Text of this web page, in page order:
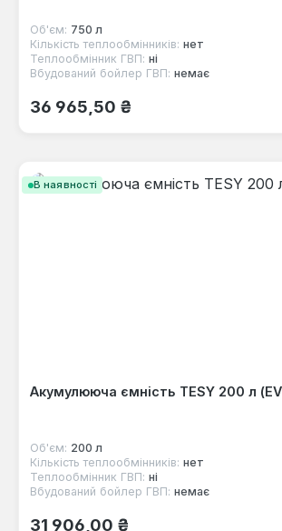
Об'єм: 750 л
Кількість теплообмінників: нет
Теплообмінник ГВП: ні
Вбудований бойлер ГВП: немає
Звичайна ціна:
36 965,50 ₴
В наявності
Акумулююча ємність TESY 200 л
Об'єм: 200 л
Кількість теплообмінників: нет
Теплообмінник ГВП: ні
Вбудований бойлер ГВП: немає
Звичайна ціна:
31 906,00 ₴